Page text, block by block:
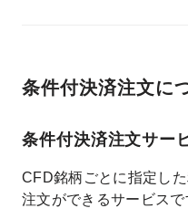
条件付決済注文に
条件付決済注文サー
CFD銘柄ごとに指定し
注文ができるサービスで